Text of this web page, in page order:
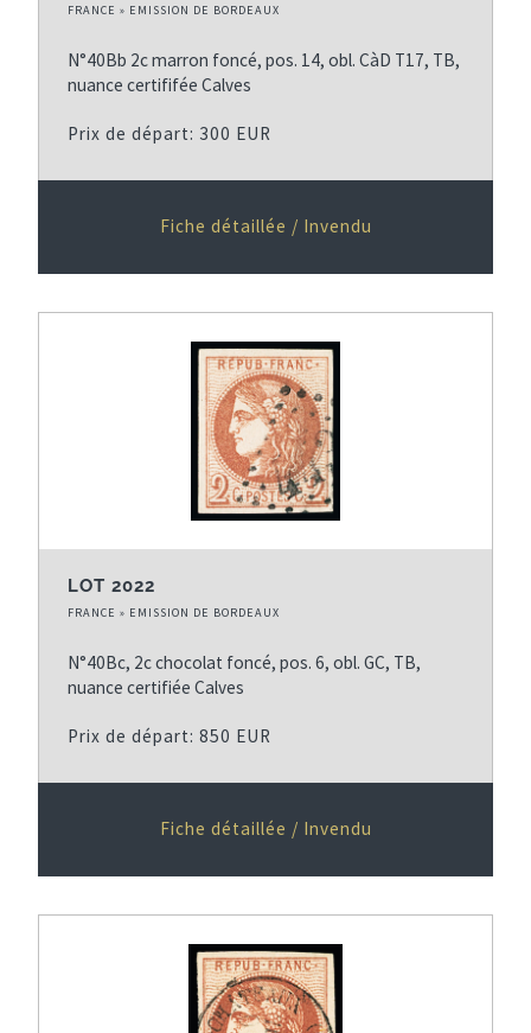
FRANCE » EMISSION DE BORDEAUX
N°40Bb 2c marron foncé, pos. 14, obl. CàD T17, TB,
nuance certififée Calves
Prix de départ: 300 EUR
Fiche détaillée / Invendu
LOT 2022
FRANCE » EMISSION DE BORDEAUX
N°40Bc, 2c chocolat foncé, pos. 6, obl. GC, TB,
nuance certifiée Calves
Prix de départ: 850 EUR
Fiche détaillée / Invendu